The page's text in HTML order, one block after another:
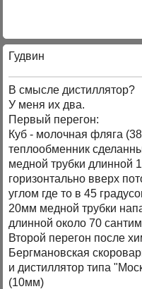
Гудвин
В смысле дистиллятор?
У меня их два.
Первый перегон:
Куб - молочная фляга
теплообменник
медной трубки длинной
горизонтально вверх
углом где то в 45
20мм медной трубки
длинной около 70
Второй перегон после
Бергмановская
и дистиллятор типа
(10мм)